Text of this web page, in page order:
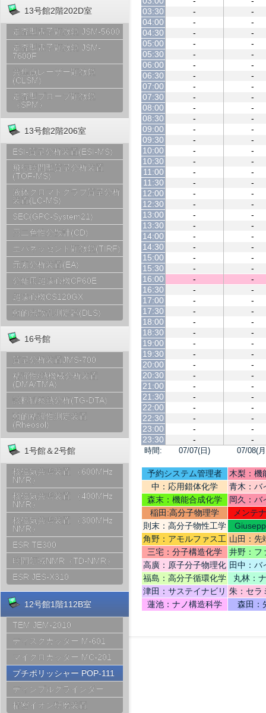
13号館2階202D室
走査型電子顕微鏡 JSM-5600
走査型電子顕微鏡 JSM-
7600F
共焦点レーザー顕微鏡
(CLSM)
走査型プローブ顕微鏡
（SPM）
13号館2階206室
ESI-質量分析装置(ESI-MS)
飛行時間型質量分析装置
(TOF-MS)
液体クロマトグラフ質量分析
装置(LC-MS)
SEC(GPC-System21)
円二色性分散計(CD)
エバネッセント顕微鏡(TIRF)
元素分析装置(EA)
分離用超遠心機CP60E
超遠心機CS120GX
動的光散乱測定器(DLS)
16号館
質量分析装置JMS-700
粘弾性/熱機械分析装置
(DMA/TMA)
試料観察熱分析(TG-DTA)
動的粘弾性測定装置
(Rheosol)
1号館＆2号館
核磁気共鳴装置 （600MHz
NMR）
核磁気共鳴装置 （400MHz
NMR）
核磁気共鳴装置 （300MHz
NMR）
ESR TE300
時間領域NMR（TD-NMR）
ESR JES-X310
12号館1階112B室
TEM JEM-2010
ディスクカッター M-601
マイクロカッター MC-201
プチポリッシャー POP-111
ディンプルグラインダー
精密イオン研磨装置
時間: 07/07(日) 07/08(
03:30
-
-
04:00
-
-
04:30
-
-
05:00
-
-
05:30
-
-
06:00
-
-
06:30
-
-
07:00
-
-
07:30
-
-
08:00
-
-
08:30
-
-
09:00
-
-
09:30
-
-
10:00
-
-
10:30
-
-
11:00
-
-
11:30
-
-
12:00
-
-
12:30
-
-
13:00
-
-
13:30
-
-
14:00
-
-
14:30
-
-
15:00
-
-
15:30
-
-
16:00
-
-
16:30
-
-
17:00
-
-
17:30
-
-
18:00
-
-
18:30
-
-
19:00
-
-
19:30
-
-
20:00
-
-
20:30
-
-
21:00
-
-
21:30
-
-
22:00
-
-
22:30
-
-
23:00
-
-
23:30
- -
予約システム管理者
木梨：機
中：応用錯体化学
青木：バ
テリ
森末：機能合成化学
岡久：バ
稲田:高分子物理学
メンテ
則末：高分子物性工学
角野：アモルファス工
学
山田：先
機
三宅：分子構造化学
井野：フ
高廣：原子分子物理化
学
田中：バ
福島：高分子循環化学
丸林：
津田：サステイナビリ
ティデザイン
朱：セラ
蓮池：ナノ構造科学
森田：